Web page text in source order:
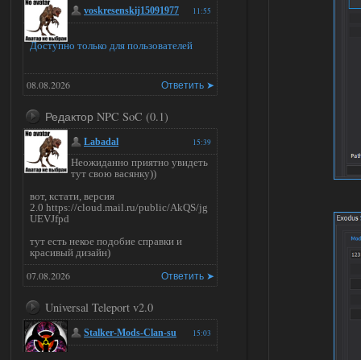
11:55
voskresenskij15091977
Доступно только для пользователей
Ответить ➤
08.08.2026
Редактор NPC SoC (0.1)
15:39
Labadal
Неожиданно приятно увидеть
тут свою васянку))
вот, кстати, версия
2.0 https://cloud.mail.ru/public/AkQS/jg
UEVJfpd
тут есть некое подобие справки и
красивый дизайн)
Ответить ➤
07.08.2026
Universal Teleport v2.0
15:03
Stalker-Mods-Clan-su